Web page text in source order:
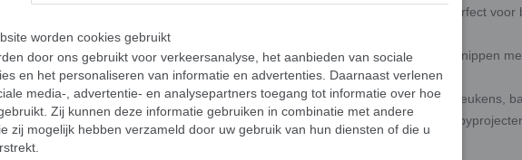
: UV- en vorstbestendig, perfect voor
buitentoepassingen.
Gemakkelijk te verwerken: Eenvoudig op maat te knippen
maximale flexibiliteit in ontwerp.
Veelzijdig gebruik: Geschikt voor muren, vloeren, keukens,
meer. Ook ideaal voor architectuur en creatieve
worden cookies gebruikt
door ons gebruikt voor verkeersanalyse, het aanbieden van sociale
en het personaliseren van informatie en advertenties. Daarnaast verlenen
media-, advertentie- en analysepartners toegang tot informatie over hoe
Zij kunnen deze informatie gebruiken in combinatie met andere
zij mogelijk hebben verzameld door uw gebruik van hun diensten of die u